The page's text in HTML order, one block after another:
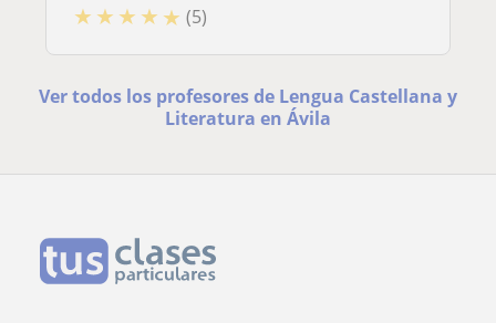
★ ★ ★ ★ ★ (5)
Ver todos los profesores de Lengua Castellana y
Literatura en Ávila